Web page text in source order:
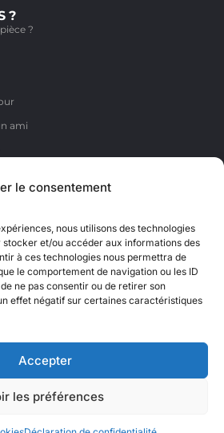
le consentement
nous utilisons des technologies
stocker et/ou accéder aux informations des
à ces technologies nous permettra de
le comportement de navigation ou les ID
ne pas consentir ou de retirer son
effet négatif sur certaines caractéristiques
Accepter
les préférences
?
?
ami
Roussillon 91220 Bretigny sur Orge
16